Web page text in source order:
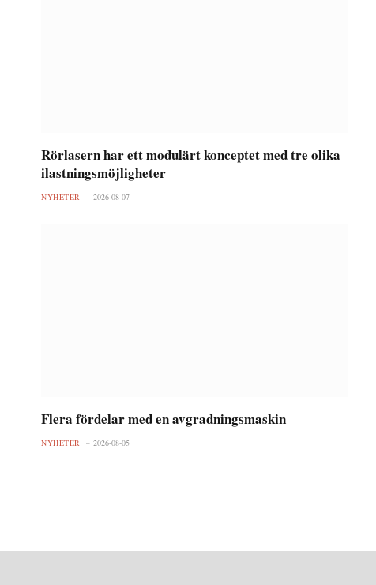
Rörlasern har ett modulärt konceptet med tre olika
ilastningsmöjligheter
NYHETER 2026-08-07
Flera fördelar med en avgradningsmaskin
NYHETER 2026-08-05